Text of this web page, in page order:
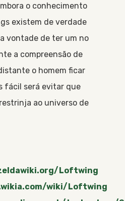
o conhecimento
existem de verdade
vontade de ter um no
a compreensão de
o homem ficar
fácil será evitar que
ao universo de
Loftwing
wiki/Loftwing